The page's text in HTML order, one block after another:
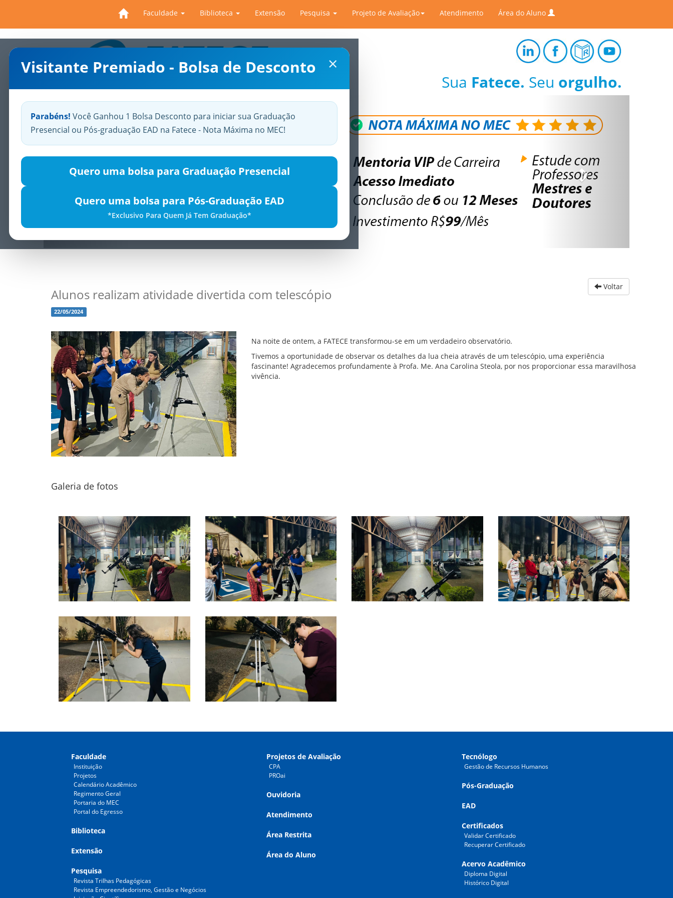
Faculdade Biblioteca Extensão Pesquisa Projeto de Avaliação Atendimento Área do Aluno
×
Visitante Premiado - Bolsa de Desconto
Parabéns! Você Ganhou 1 Bolsa Desconto para iniciar sua Graduação
Presencial ou Pós-graduação EAD na Fatece - Nota Máxima no MEC!
Quero uma bolsa para Graduação Presencial
Quero uma bolsa para Pós-Graduação EAD
*Exclusivo Para Quem Já Tem Graduação*
Sua Fatece. Seu orgulho.
Previous
Alunos realizam atividade divertida com telescópio
22/05/2024
Voltar
Na noite de ontem, a FATECE transformou-se em um verdadeiro observatório.
Tivemos a oportunidade de observar os detalhes da lua cheia através de um telescópio, uma experiência
fascinante! Agradecemos profundamente à Profa. Me. Ana Carolina Steola, por nos proporcionar essa maravilhosa
vivência.
Galeria de fotos
Faculdade
Instituição
Projetos
Calendário Acadêmico
Regimento Geral
Portaria do MEC
Portal do Egresso
Biblioteca
Extensão
Pesquisa
Revista Trilhas Pedagógicas
Revista Empreendedorismo, Gestão e Negócios
Projetos de Avaliação
CPA
PROai
Ouvidoria
Atendimento
Área Restrita
Área do Aluno
Tecnólogo
Gestão de Recursos Humanos
Pós-Graduação
EAD
Certificados
Validar Certificado
Recuperar Certificado
Acervo Acadêmico
Diploma Digital
Histórico Digital